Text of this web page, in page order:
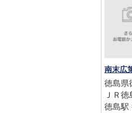
南末広
徳島県
ＪＲ徳
徳島駅